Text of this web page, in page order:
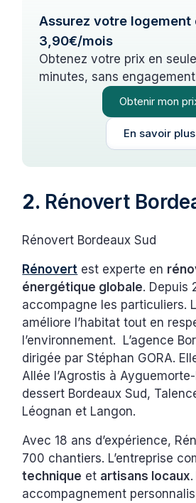
Assurez votre logement
3,90€/mois
Obtenez votre prix en
minutes, sans
Obtenir mon
En savoir plus
2. Rénovert
Rénovert Bordeaux Sud
Rénovert est experte en
énergétique globale. Depuis
accompagne les particuliers.
améliore l’habitat tout en
l’environnement. L’agence
dirigée par Stéphan GORA.
Allée l’Agrostis à
dessert Bordeaux Sud,
Léognan et Langon.
Avec 18 ans d’expérience,
700 chantiers. L’entreprise
technique et artisans locaux
accompagnement